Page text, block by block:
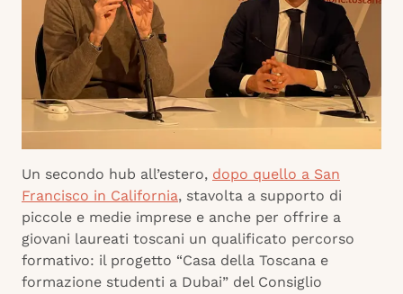
Un secondo hub all’estero, dopo quello a San
Francisco in California, stavolta a supporto di
piccole e medie imprese e anche per offrire a
giovani laureati toscani un qualificato percorso
formativo: il progetto “Casa della Toscana e
formazione studenti a Dubai” del Consiglio